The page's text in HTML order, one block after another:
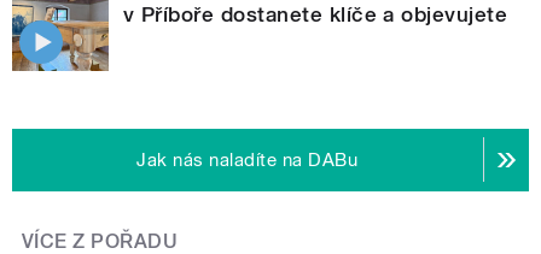
v Příboře dostanete klíče a objevujete
Jak nás naladíte na DABu
VÍCE Z POŘADU